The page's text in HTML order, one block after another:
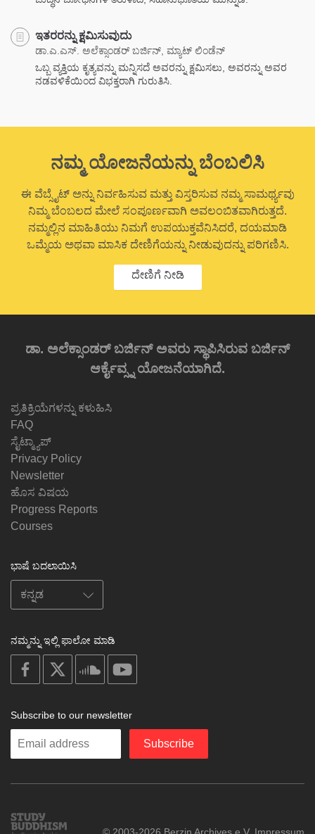
ಇತರರನ್ನು ಕ್ಷಮಿಸುವುದು
ಡಾ.ಎ.ಎಸ್. ಅಲೆಕ್ಸಾಂಡರ್ ಬರ್ಜಿನ್, ಮ್ಯಾಟ್ ಲಿಂಡೆನ್
ಒಬ್ಬ ವ್ಯಕ್ತಿಯ ಕೃತ್ಯವನ್ನು ಮನ್ನಿಸದೆ ಅವರನ್ನು ಕ್ಷಮಿಸಲು, ಅವರನ್ನು ಅವರ
ನಡವಳಿಕೆಯಿಂದ ವಿಭಕ್ತರಾಗಿ ಗುರುತಿಸಿ.
ನಮ್ಮ ಯೋಜನೆಯನ್ನು ಬೆಂಬಲಿಸಿ
ಈ ವೆಬ್ಸೈಟ್ ಅನ್ನು ನಿರ್ವಹಿಸುವ ಮತ್ತು ವಿಸ್ತರಿಸುವ ನಮ್ಮ ಸಾಮರ್ಥ್ಯವು
ನಿಮ್ಮ ಬೆಂಬಲದ ಮೇಲೆ ಸಂಪೂರ್ಣವಾಗಿ ಅವಲಂಬಿತವಾಗಿರುತ್ತದೆ.
ನಮ್ಮಲ್ಲಿನ ಮಾಹಿತಿಯು ನಿಮಗೆ ಉಪಯುಕ್ತವೆನಿಸಿದರೆ, ದಯಮಾಡಿ
ಒಮ್ಮೆಯ ಅಥವಾ ಮಾಸಿಕ ದೇಣಿಗೆಯನ್ನು ನೀಡುವುದನ್ನು ಪರಿಗಣಿಸಿ.
ದೇಣಿಗೆ ನೀಡಿ
ಡಾ. ಅಲೆಕ್ಸಾಂಡರ್ ಬರ್ಜಿನ್ ಅವರು ಸ್ಥಾಪಿಸಿರುವ ಬರ್ಜಿನ್
ಆರ್ಕೈವ್ಸ್ನ ಯೋಜನೆಯಾಗಿದೆ.
ಪ್ರತಿಕ್ರಿಯೆಗಳನ್ನು ಕಳುಹಿಸಿ
FAQ
ಸೈಟ್ಮ್ಯಾಪ್
Privacy Policy
Newsletter
ಹೊಸ ವಿಷಯ
Progress Reports
Courses
ಭಾಷೆ ಬದಲಾಯಿಸಿ
ನಮ್ಮನ್ನು ಇಲ್ಲಿ ಫಾಲೋ ಮಾಡಿ
on
facebook
soundcloud
Subscribe to our newsletter
Enter
Subscribe
Study